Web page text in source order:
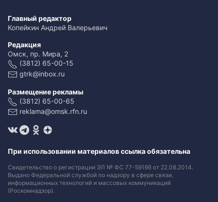
Главный редактор
Копейкин Андрей Валерьевич
Редакция
Омск, пр. Мира, 2
(3812) 65-00-15
gtrk@inbox.ru
Размещение рекламы
(3812) 65-00-65
reklama@omsk.rfn.ru
При использовании материалов ссылка обязательна
Свидетельство о регистрации ЭЛ № ФС 77-59166 от 22.08.2014.
Выдано Федеральной службой по надзору в сфере связи,
информационных технологий и массовых коммуникаций
(Роскомнадзор).